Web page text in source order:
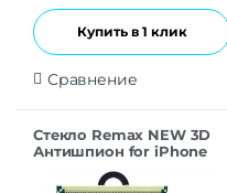
Купить в 1 клик
Сравнение
Стекло Remax NEW 3D
Антишпион for iPhone
16Pro/17 (6.3”) black